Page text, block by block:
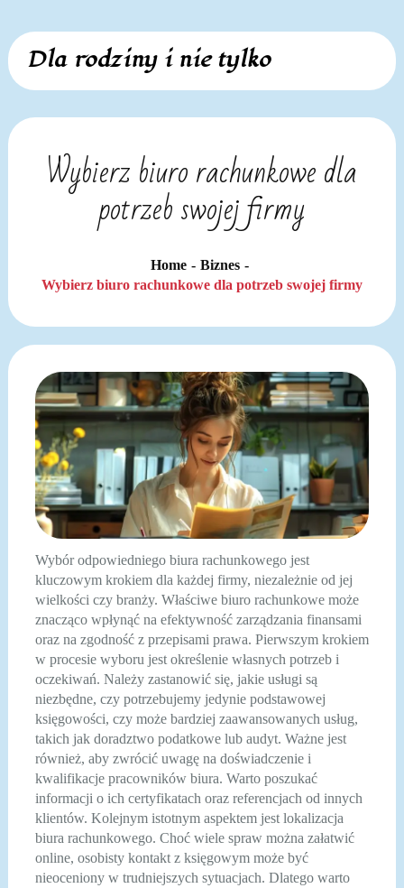
Skip
content
Dla rodziny i nie tylko
Wybierz biuro rachunkowe dla
potrzeb swojej firmy
Home
Biznes
Wybierz biuro rachunkowe dla potrzeb swojej firmy
Wybór odpowiedniego biura rachunkowego jest
kluczowym krokiem dla każdej firmy, niezależnie od jej
wielkości czy branży. Właściwe biuro rachunkowe może
znacząco wpłynąć na efektywność zarządzania finansami
oraz na zgodność z przepisami prawa. Pierwszym krokiem
w procesie wyboru jest określenie własnych potrzeb i
oczekiwań. Należy zastanowić się, jakie usługi są
niezbędne, czy potrzebujemy jedynie podstawowej
księgowości, czy może bardziej zaawansowanych usług,
takich jak doradztwo podatkowe lub audyt. Ważne jest
również, aby zwrócić uwagę na doświadczenie i
kwalifikacje pracowników biura. Warto poszukać
informacji o ich certyfikatach oraz referencjach od innych
klientów. Kolejnym istotnym aspektem jest lokalizacja
biura rachunkowego. Choć wiele spraw można załatwić
online, osobisty kontakt z księgowym może być
nieoceniony w trudniejszych sytuacjach. Dlatego warto